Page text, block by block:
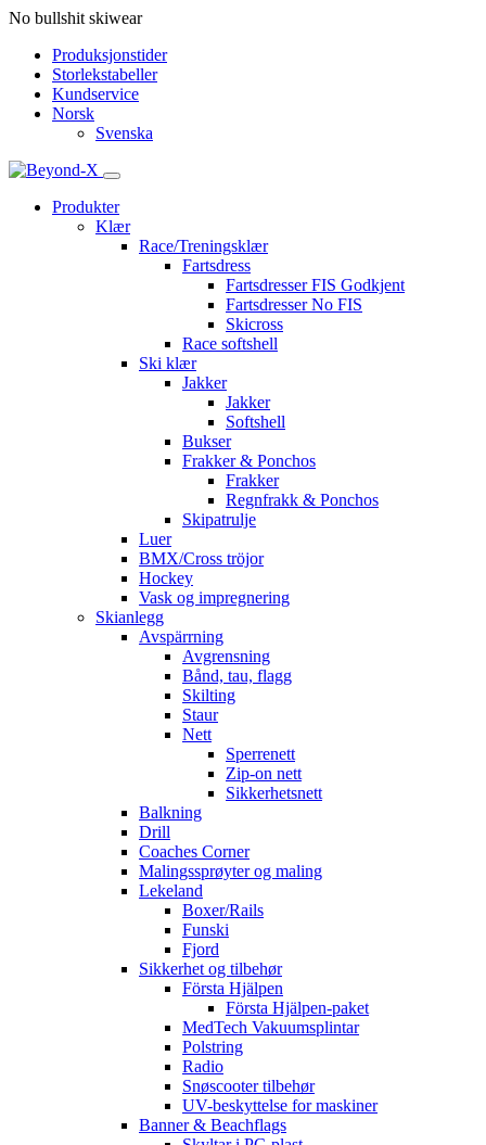
No bullshit skiwear
Produksjonstider
Storlekstabeller
Kundservice
Norsk
Svenska
Produkter
Klær
Race/Treningsklær
Fartsdress
Fartsdresser FIS Godkjent
Fartsdresser No FIS
Skicross
Race softshell
Ski klær
Jakker
Jakker
Softshell
Bukser
Frakker & Ponchos
Frakker
Regnfrakk & Ponchos
Skipatrulje
Luer
BMX/Cross tröjor
Hockey
Vask og impregnering
Skianlegg
Avspärrning
Avgrensning
Bånd, tau, flagg
Skilting
Staur
Nett
Sperrenett
Zip-on nett
Sikkerhetsnett
Balkning
Drill
Coaches Corner
Malingssprøyter og maling
Lekeland
Boxer/Rails
Funski
Fjord
Sikkerhet og tilbehør
Första Hjälpen
Första Hjälpen-paket
MedTech Vakuumsplintar
Polstring
Radio
Snøscooter tilbehør
UV-beskyttelse for maskiner
Banner & Beachflags